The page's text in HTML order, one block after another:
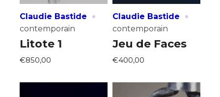
Claudie Bastide ·
contemporain
Litote 1
€850,00
Claudie Bastide ·
contemporain
Jeu de Faces
€400,00